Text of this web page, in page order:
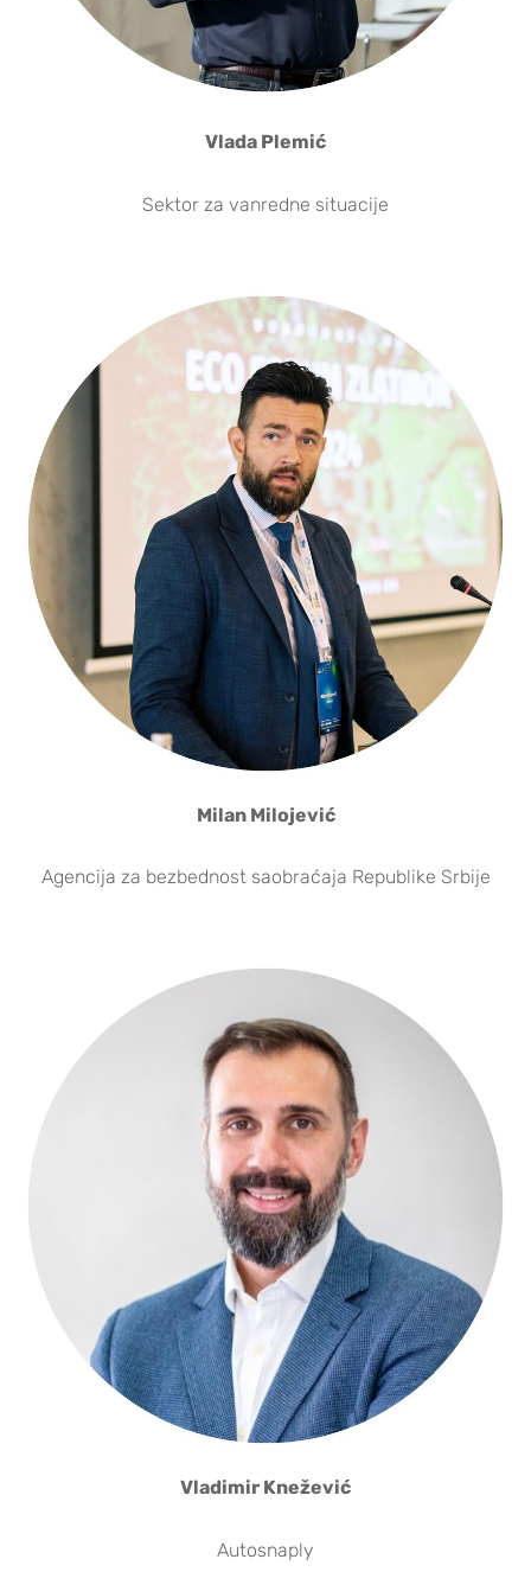
Vlada Plemić
Sektor za vanredne situacije
Milan Milojević
Agencija za bezbednost saobraćaja Republike Srbije
Vladimir Knežević
Autosnaply